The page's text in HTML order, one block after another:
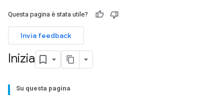
Questa pagina è stata utile?
Invia feedback
Inizia
Su questa pagina